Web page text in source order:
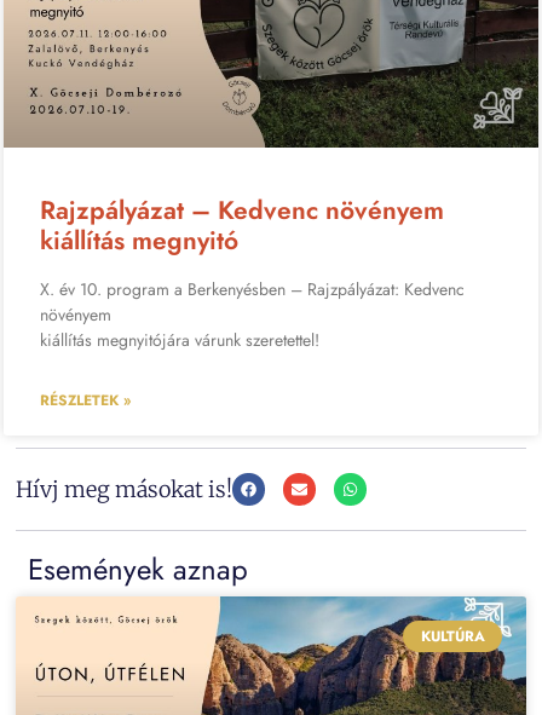
Rajzpályázat – Kedvenc növényem
kiállítás megnyitó
X. év 10. program a Berkenyésben – Rajzpályázat: Kedvenc
növényem
kiállítás megnyitójára várunk szeretettel!
RÉSZLETEK »
Hívj meg másokat is!
Események aznap
KULTÚRA